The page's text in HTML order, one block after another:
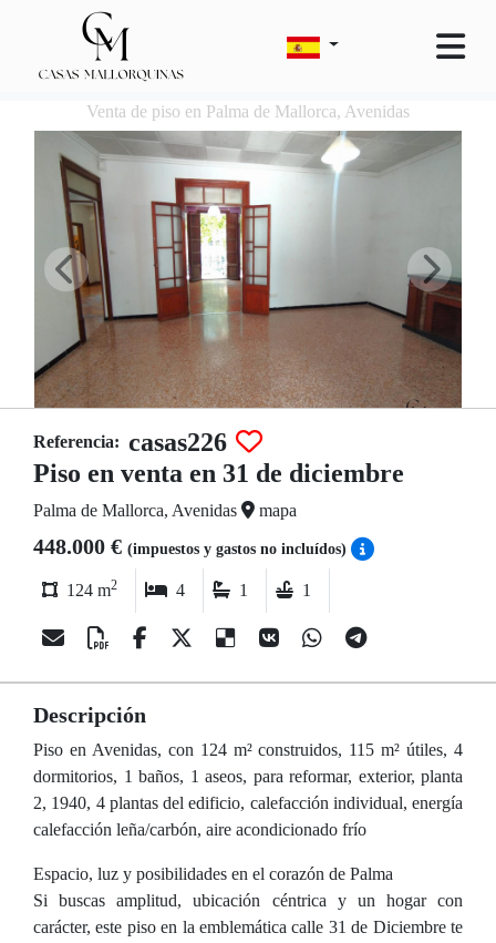
Venta de piso en Palma de Mallorca, Avenidas
Referencia: casas226
Piso en venta en 31 de diciembre
Palma de Mallorca, Avenidas mapa
448.000 € (impuestos y gastos no incluídos)
124 m2 4 1 1
Descripción
Piso en Avenidas, con 124 m² construidos, 115 m² útiles, 4
dormitorios, 1 baños, 1 aseos, para reformar, exterior, planta
2, 1940, 4 plantas del edificio, calefacción individual, energía
calefacción leña/carbón, aire acondicionado frío
Espacio, luz y posibilidades en el corazón de Palma
Si buscas amplitud, ubicación céntrica y un hogar con
carácter, este piso en la emblemática calle 31 de Diciembre te